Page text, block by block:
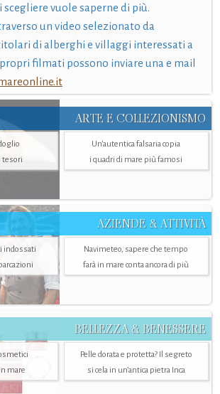
vuole saperne di più.
un video selezionato da
di alberghi e villaggi interessati a
filmati possono inviare una e mail
ARTE E COLLEZIONISMO
tesori
Un’autentica falsaria copia
i quadri di mare più famosi
AZIENDE & ATTIVITÀ
indossati
Navimeteo, sapere che tempo
farà in mare conta ancora di più
BELLEZZA & BENESSERE
mare
Pelle dorata e protetta? Il segreto
si cela in un’antica pietra Inca